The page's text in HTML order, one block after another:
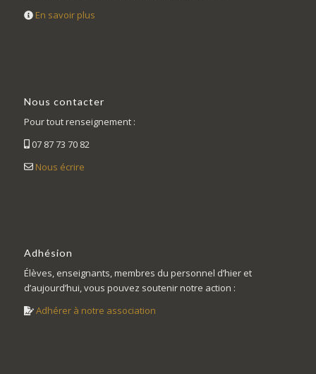
En savoir plus
Nous contacter
Pour tout renseignement :
07 87 73 70 82
Nous écrire
Adhésion
Élèves, enseignants, membres du personnel d’hier et
d’aujourd’hui, vous pouvez soutenir notre action :
Adhérer à notre association